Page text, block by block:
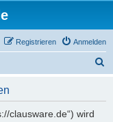
Anmelden
Registrieren
clausware.de“) wird